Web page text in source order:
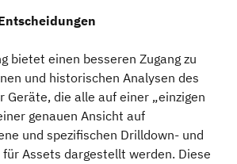
bietet einen besseren Zugang zu
und historischen Analysen des
Geräte, die alle auf einer „einzigen
genauen Ansicht auf
und spezifischen Drilldown- und
Assets dargestellt werden. Diese